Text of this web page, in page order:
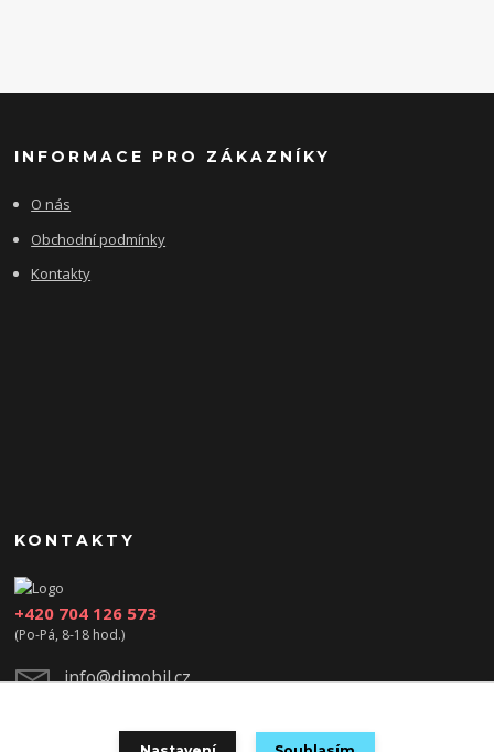
INFORMACE PRO ZÁKAZNÍKY
O nás
Obchodní podmínky
Kontakty
KONTAKTY
+420 704 126 573
(Po-Pá, 8-18 hod.)
info@djmobil.cz